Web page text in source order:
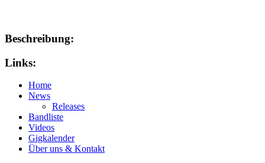
Beschreibung:
Links:
Home
News
Releases
Bandliste
Videos
Gigkalender
Über uns & Kontakt